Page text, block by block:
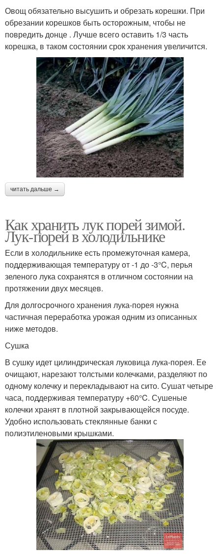
Овощ обязательно высушить и обрезать корешки. При
обрезании корешков быть осторожным, чтобы не
повредить донце . Лучше всего оставить 1/3 часть
корешка, в таком состоянии срок хранения увеличится.
читать дальше →
Как хранить лук порей зимой.
Лук-порей в холодильнике
Если в холодильнике есть промежуточная камера,
поддерживающая температуру от -1 до -3°C, перья
зеленого лука сохранятся в отличном состоянии на
протяжении двух месяцев.
Для долгосрочного хранения лука-порея нужна
частичная переработка урожая одним из описанных
ниже методов.
Сушка
В сушку идет цилиндрическая луковица лука-порея. Ее
очищают, нарезают толстыми колечками, разделяют по
одному колечку и перекладывают на сито. Сушат четыре
часа, поддерживая температуру +60°C. Сушеные
колечки хранят в плотной закрывающейся посуде.
Удобно использовать стеклянные банки с
полиэтиленовыми крышками.